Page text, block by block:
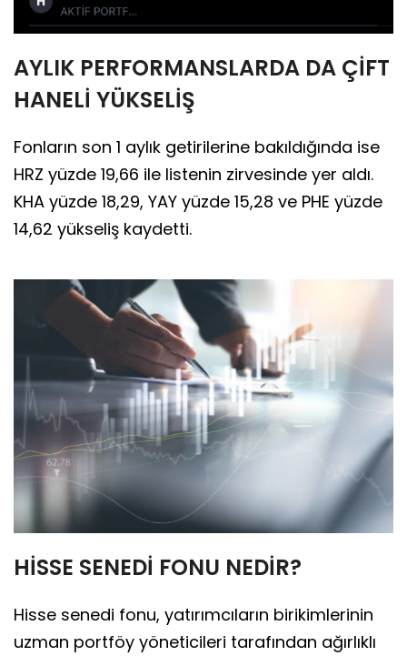
AYLIK PERFORMANSLARDA DA ÇİFT
HANELİ YÜKSELİŞ
Fonların son 1 aylık getirilerine bakıldığında ise
HRZ yüzde 19,66 ile listenin zirvesinde yer aldı.
KHA yüzde 18,29, YAY yüzde 15,28 ve PHE yüzde
14,62 yükseliş kaydetti.
HİSSE SENEDİ FONU NEDİR?
Hisse senedi fonu, yatırımcıların birikimlerinin
uzman portföy yöneticileri tarafından ağırlıklı